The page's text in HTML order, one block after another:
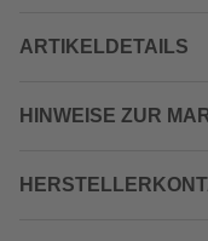
ARTIKELDETAILS
HINWEISE ZUR